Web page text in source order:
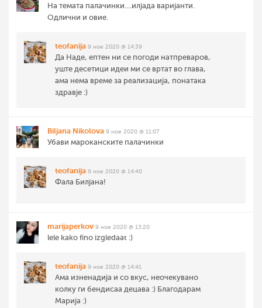
На темата палачинки....илјада варијанти.
Одлични и овие.
teofanija 9 ное 2020 @ 14:39
Да Наде, ептен ни се погоди натпреваров,
уште десетици идеи ми се вртат во глава,
ама нема време за реализација, понатака
здравје :)
Biljana Nikolova 9 ное 2020 @ 11:07
Убави мароканските палачинки
teofanija 9 ное 2020 @ 14:40
Фала Билјана!
marijaperkov 9 ное 2020 @ 13:20
lele kako fino izgledaat :)
teofanija 9 ное 2020 @ 14:41
Ама изненадија и со вкус, неочекувано
колку ги бендисаа децава :) Благодарам
Марија :)